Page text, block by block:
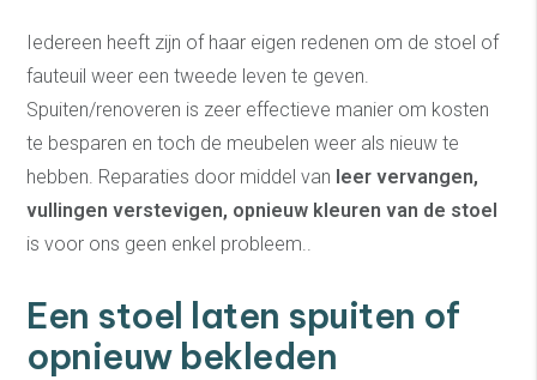
Iedereen heeft zijn of haar eigen redenen om de stoel of
fauteuil weer een tweede leven te geven.
Spuiten/renoveren is zeer effectieve manier om kosten
te besparen en toch de meubelen weer als nieuw te
hebben. Reparaties door middel van leer vervangen,
vullingen verstevigen, opnieuw kleuren van de stoel
is voor ons geen enkel probleem..
Een stoel laten spuiten of
opnieuw bekleden